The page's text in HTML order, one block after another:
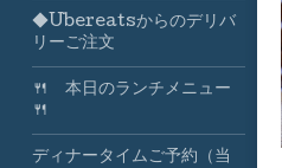
◆Ubereatsからのデリバ
リーご注文
🍴 本日のランチメニュー
🍴
ディナータイムご予約（当